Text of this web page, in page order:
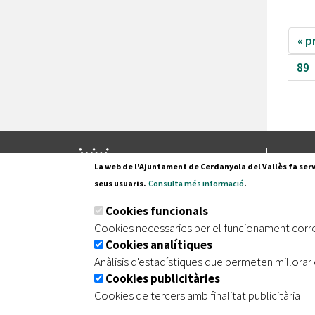
«
89
Pl.
| Avís legal | Protecció de dades
La web de l'Ajuntament de Cerdanyola del Vallès fa
seus usuaris. Consulta més informació.
Cookies funcionals
Cookies necessaries per el funcionament
Cookies analítiques
Anàlisis d'estadístiques que permeten
Cookies publicitàries
Cookies de tercers amb finalitat publicitària